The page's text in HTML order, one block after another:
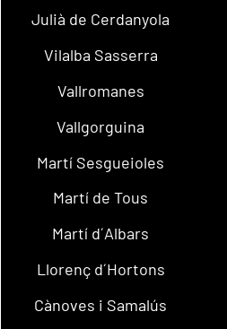
Julià de Cerdanyola
Vilalba Sasserra
Vallromanes
Vallgorguina
Martí Sesgueioles
Martí de Tous
Martí d´Albars
Llorenç d´Hortons
Cànoves i Samalús